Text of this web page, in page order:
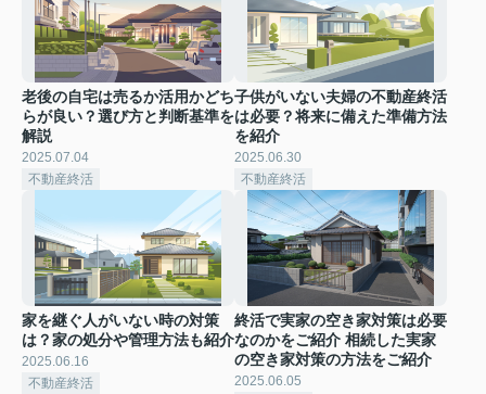
老後の自宅は売るか活用かどち
らが良い？選び方と判断基準を
解説
2025.07.04
不動産終活
子供がいない夫婦の不動産終活
は必要？将来に備えた準備方法
を紹介
2025.06.30
不動産終活
家を継ぐ人がいない時の対策
は？家の処分や管理方法も紹介
2025.06.16
不動産終活
終活で実家の空き家対策は必要
なのかをご紹介 相続した実家
の空き家対策の方法をご紹介
2025.06.05